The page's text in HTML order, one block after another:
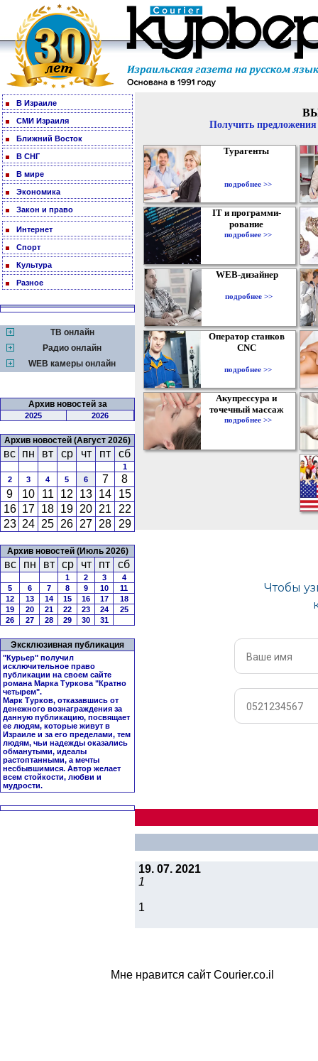
В Израиле
СМИ Израиля
Ближний Восток
В СНГ
В мире
Экономика
Закон и право
Интернет
Спорт
Культура
Разное
ТВ онлайн
Радио онлайн
WEB камеры онлайн
Архив новостей за
2025 2026
Архив новостей (Август 2026)
вс пн вт ср чт пт сб
1
2
3 4 5 6 7
8
9
10 11 12 13 14
15
16 17 18 19 20 21
22
23 24 25 26 27 28 29
Архив новостей (Июль 2026)
вс пн вт ср чт пт сб
1 2 3
4
5
6 7 8 9 10
11
12
13 14 15 16 17
18
19
20 21 22 23 24
25
26
27 28 29 30 31
Эксклюзивная публикация
"Курьер" получил
исключительное право
публикации на своем сайте
романа Марка Туркова "Кратно
четырем".
Марк Турков, отказавшись от
денежного вознаграждения за
данную публикацию, посвящает
ее людям, которые живут в
Израиле и за его пределами, тем
людям, чьи надежды оказались
обманутыми, идеалы
растоптанными, а мечты
несбывшимися. Автор желает
всем стойкости, любви и
мудрости.
Получить
Турагенты
подробнее >>
IT и программи-
рование
подробнее >>
WEB-дизайнер
подробнее >>
Оператор станков
CNC
подробнее >>
Акупрессура и
точечный массаж
подробнее >>
19. 07. 2021
1
1
Мне нравится сайт Courier.co.il